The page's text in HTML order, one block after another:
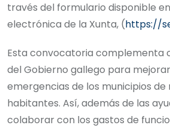
través del formulario disponible
electrónica de la Xunta, (https://
Esta convocatoria complementa
del Gobierno gallego para
emergencias de los municipios de
habitantes. Así, además de las
colaborar con los gastos de